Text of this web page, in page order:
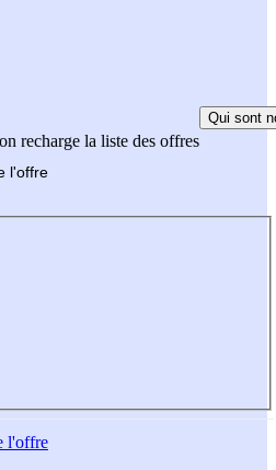
recharge la liste des offres
Qui sont
l'offre
l'offre